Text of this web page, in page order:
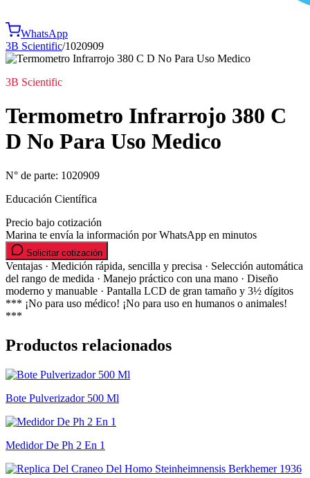
WhatsApp
3B Scientific/1020909
3B Scientific
Termometro Infrarrojo 380 C
D No Para Uso Medico
N° de parte: 1020909
Educación Científica
Precio bajo cotización
Marina te envía la información por WhatsApp en minutos
Solicitar cotización
Ventajas · Medición rápida, sencilla y precisa · Selección automática
del rango de medida · Manejo práctico con una mano · Diseño
moderno y manuable · Pantalla LCD de gran tamaño y 3½ dígitos
*** ¡No para uso médico! ¡No para uso en humanos o animales!
***
Productos relacionados
Bote Pulverizador 500 Ml
Medidor De Ph 2 En 1